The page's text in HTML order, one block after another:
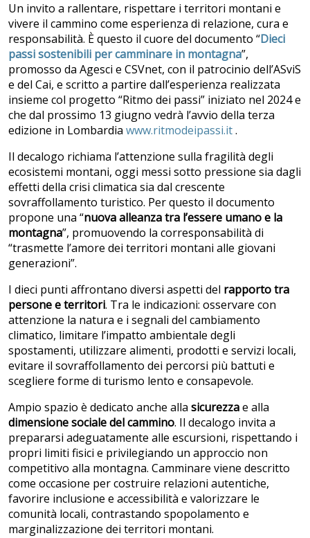
Un invito a rallentare, rispettare i territori montani e
vivere il cammino come esperienza di relazione, cura e
responsabilità. È questo il cuore del documento “Dieci
passi sostenibili per camminare in montagna”,
promosso da Agesci e CSVnet, con il patrocinio dell’ASviS
e del Cai, e scritto a partire dall’esperienza realizzata
insieme col progetto “Ritmo dei passi” iniziato nel 2024 e
che dal prossimo 13 giugno vedrà l’avvio della terza
edizione in Lombardia www.ritmodeipassi.it.
Il decalogo richiama l’attenzione sulla fragilità degli
ecosistemi montani, oggi messi sotto pressione sia dagli
effetti della crisi climatica sia dal crescente
sovraffollamento turistico. Per questo il documento
propone una “nuova alleanza tra l’essere umano e la
montagna”, promuovendo la corresponsabilità di
“trasmette l’amore dei territori montani alle giovani
generazioni”.
I dieci punti affrontano diversi aspetti del rapporto tra
persone e territori. Tra le indicazioni: osservare con
attenzione la natura e i segnali del cambiamento
climatico, limitare l’impatto ambientale degli
spostamenti, utilizzare alimenti, prodotti e servizi locali,
evitare il sovraffollamento dei percorsi più battuti e
scegliere forme di turismo lento e consapevole.
Ampio spazio è dedicato anche alla sicurezzae alla
dimensione sociale del cammino. Il decalogo invita a
prepararsi adeguatamente alle escursioni, rispettando i
propri limiti fisici e privilegiando un approccio non
competitivo alla montagna. Camminare viene descritto
come occasione per costruire relazioni autentiche,
favorire inclusione e accessibilità e valorizzare le
comunità locali, contrastando spopolamento e
marginalizzazione dei territori montani.